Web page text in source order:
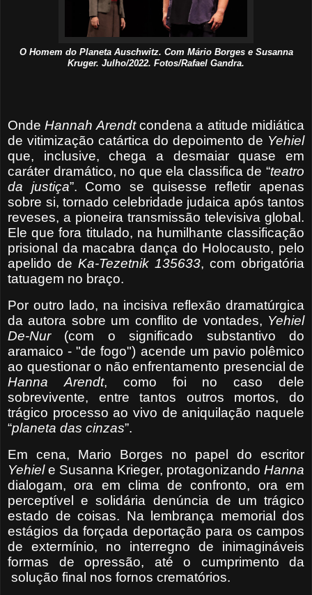
O Homem do Planeta Auschwitz. Com Mário Borges e Susanna
Kruger. Julho/2022. Fotos/Rafael Gandra.
OndeHannah Arendtcondena a atitude midiática
de vitimização catártica do depoimento de Yehiel
que, inclusive, chega a desmaiar quase em
caráter dramático, no que ela classifica de “teatro
da justiça”. Como se quisesse refletir apenas
sobre si, tornado celebridade judaica após tantos
reveses, a pioneira transmissão televisiva global.
Ele que fora titulado, na humilhante classificação
prisional da macabra dança do Holocausto, pelo
apelido de Ka-Tezetnik 135633, com obrigatória
tatuagem no braço.
Por outro lado, na incisiva reflexão dramatúrgica
da autora sobre um conflito de vontades, Yehiel
De-Nur(com o significado substantivo do
aramaico - "de fogo") acende um pavio polêmico
ao questionar o não enfrentamento presencial de
Hanna
Arendt, como foi no caso dele
sobrevivente, entre tantos outros mortos, do
trágico processo ao vivo de aniquilação naquele
“planeta das cinzas”.
Em cena, Mario Borges no papel do escritor
Yehiele Susanna Krieger, protagonizando Hanna
dialogam, ora em clima de confronto, ora em
perceptível e solidária denúncia de um trágico
estado de coisas. Na lembrança memorial dos
estágios da forçada deportação para os campos
de extermínio, no interregno de inimagináveis
formas de opressão, até o cumprimento da
solução final nos fornos crematórios.